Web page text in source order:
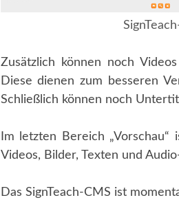
Zusätzlich können noch
Diese dienen zum besseren
Schließlich können noch
Im letzten Bereich
Videos, Bilder, Texten und
Das SignTeach-CMS ist